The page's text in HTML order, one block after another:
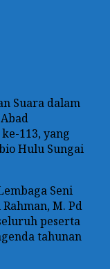
Suara dalam
113, yang
Hulu Sungai
Seni
M. Pd
peserta
tahunan